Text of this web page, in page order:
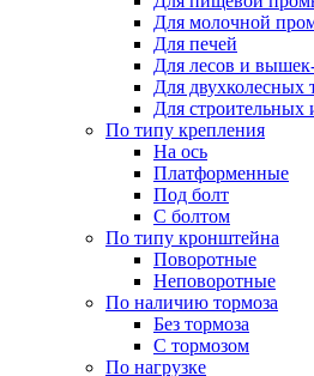
Для молочной
Для печей
Для лесов и
Для двухколесных
Для строительных
По типу крепления
На ось
Платформенные
Под болт
С болтом
По типу кронштейна
Поворотные
Неповоротные
По наличию тормоза
Без тормоза
С тормозом
По нагрузке